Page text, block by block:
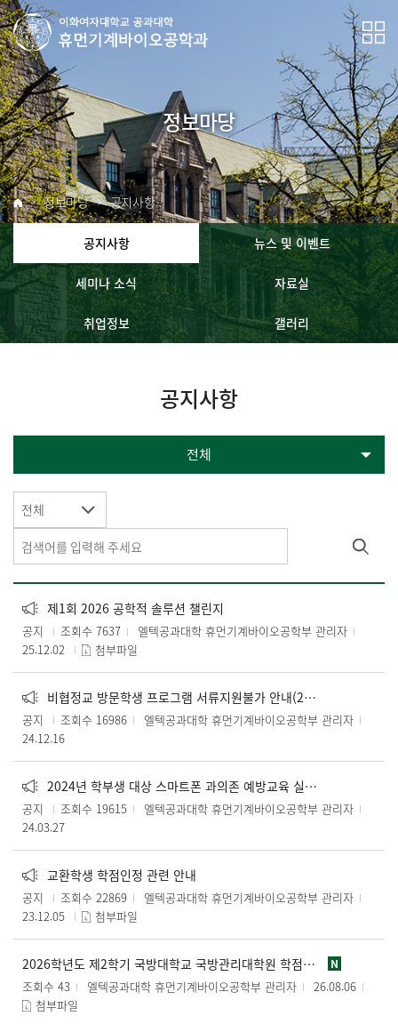
정보마당
정보마당 공지사항
공지사항 뉴스 및 이벤트
세미나 소식 자료실
취업정보 갤러리
공지사항
전체
전체
제1회 2026 공학적 솔루션 챌린지
공지 조회수 7637
엘텍공과대학 휴먼기계바이오공학부 관리자
25.12.02
첨부파일
비협정교 방문학생 프로그램 서류지원불가 안내(2025-2학기부터)
공지 조회수 16986
엘텍공과대학 휴먼기계바이오공학부 관리자
24.12.16
2024년 학부생 대상 스마트폰 과의존 예방교육 실시 안내(법정의무교육)
공지 조회수 19615
엘텍공과대학 휴먼기계바이오공학부 관리자
24.03.27
교환학생 학점인정 관련 안내
공지 조회수 22869
엘텍공과대학 휴먼기계바이오공학부 관리자
23.12.05
첨부파일
2026학년도 제2학기 국방대학교 국방관리대학원 학점교류 수강신청 안내 N
조회수 43 엘텍공과대학 휴먼기계바이오공학부 관리자
26.08.06
첨부파일